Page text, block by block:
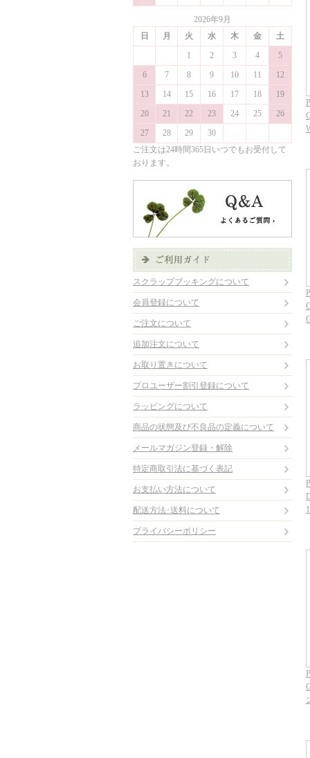
2026年9月
日
月 火 水 木 金
土
1
2 3 4
5
6
7 8 9 10 11
12
13
14 15 16 17 18
19
20
21 22 23 24 25
26
27
28 29
30
ご注文は24時間365日いつでもお受付して
おります。
スクラップブッキングについて
会員登録について
ご注文について
追加注文について
お取り置きについて
プロユーザー割引登録について
ラッピングについて
商品の状態及び不良品の定義について
メールマガジン登録・解除
特定商取引法に基づく表記
お支払い方法について
配送方法･送料について
プライバシーポリシー